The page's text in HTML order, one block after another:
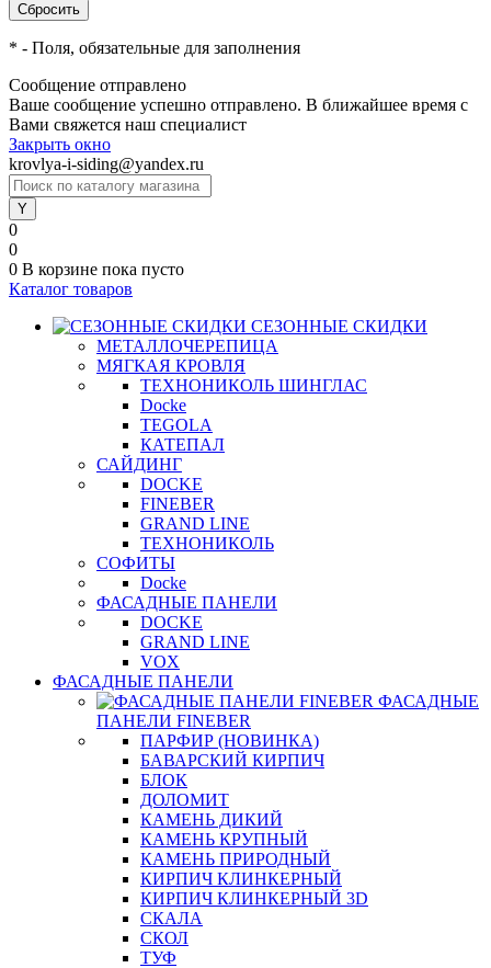
* - Поля, обязательные для заполнения
Сообщение отправлено
Ваше сообщение успешно отправлено. В ближайшее время с
Вами свяжется наш специалист
Закрыть окно
krovlya-i-siding@yandex.ru
0
0
0 В корзине пока пусто
Каталог товаров
СЕЗОННЫЕ СКИДКИ
МЕТАЛЛОЧЕРЕПИЦА
МЯГКАЯ КРОВЛЯ
ТЕХНОНИКОЛЬ ШИНГЛАС
Docke
TEGOLA
КАТЕПАЛ
САЙДИНГ
DOCKE
FINEBER
GRAND LINE
ТЕХНОНИКОЛЬ
СОФИТЫ
Docke
ФАСАДНЫЕ ПАНЕЛИ
DOCKE
GRAND LINE
VOX
ФАСАДНЫЕ ПАНЕЛИ
ФАСАДНЫЕ
ПАНЕЛИ FINEBER
ПАРФИР (НОВИНКА)
БАВАРСКИЙ КИРПИЧ
БЛОК
ДОЛОМИТ
КАМЕНЬ ДИКИЙ
КАМЕНЬ КРУПНЫЙ
КАМЕНЬ ПРИРОДНЫЙ
КИРПИЧ КЛИНКЕРНЫЙ
КИРПИЧ КЛИНКЕРНЫЙ 3D
СКАЛА
СКОЛ
ТУФ